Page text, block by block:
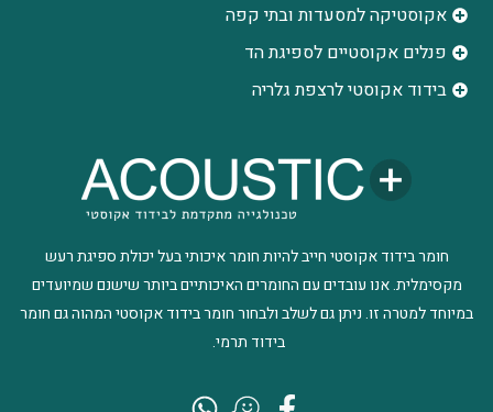
חומר בידוד אקוסטי חייב להיות חומר איכותי בעל יכולת ספיגת רעש
מקסימלית. אנו עובדים עם החומרים האיכותיים ביותר שישנם שמיועדים
במיוחד למטרה זו. ניתן גם לשלב ולבחור חומר בידוד אקוסטי המהוה גם חומר
בידוד תרמי.
אקוסטיקה למסעדות ובתי קפה
פנלים אקוסטיים לספיגת הד
בידוד אקוסטי לרצפת גלריה